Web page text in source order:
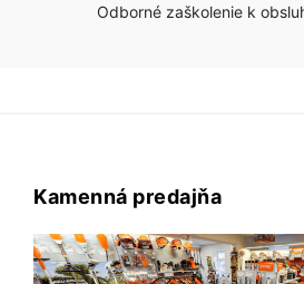
Odborné zaškolenie k
Kamenná predajňa